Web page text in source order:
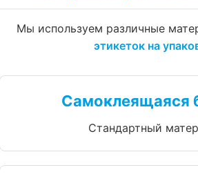
Мы используем различные
этикеток на
Самоклеящаяся
Стандартный